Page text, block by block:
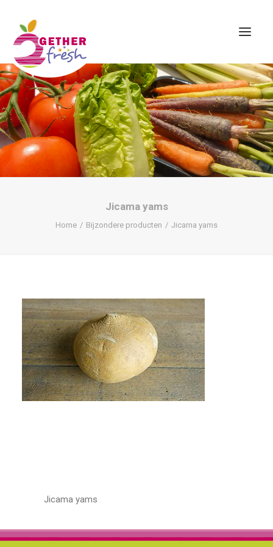
Home
Over ons
Assortiment
Contact
Jicama yams
Home Bijzondere producten Jicama yams
Jicama yams